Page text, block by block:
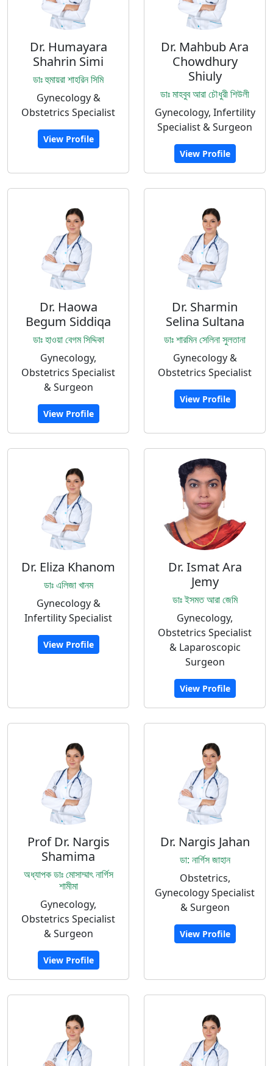
Dr. Humayara
Shahrin Simi
ডাঃ হুমায়রা শাহরিন সিমি
Gynecology &
Obstetrics Specialist
View Profile
Dr. Mahbub Ara
Chowdhury
Shiuly
ডাঃ মাহবুব আরা চৌধুরী শিউলী
Gynecology, Infertility
Specialist & Surgeon
View Profile
Dr. Haowa
Begum Siddiqa
ডাঃ হাওয়া বেগম সিদ্দিকা
Gynecology,
Obstetrics Specialist
& Surgeon
View Profile
Dr. Sharmin
Selina Sultana
ডাঃ শারমিন সেলিনা সুলতানা
Gynecology &
Obstetrics Specialist
View Profile
Dr. Eliza Khanom
ডাঃ এলিজা খানম
Gynecology &
Infertility Specialist
View Profile
Dr. Ismat Ara
Jemy
ডাঃ ইসমত আরা জেমি
Gynecology,
Obstetrics Specialist
& Laparoscopic
Surgeon
View Profile
Prof Dr. Nargis
Shamima
অধ্যাপক ডাঃ মোসাম্মাৎ নার্গিস
শামীমা
Gynecology,
Obstetrics Specialist
& Surgeon
View Profile
Dr. Nargis Jahan
ডা: নার্গিস জাহান
Obstetrics,
Gynecology Specialist
& Surgeon
View Profile